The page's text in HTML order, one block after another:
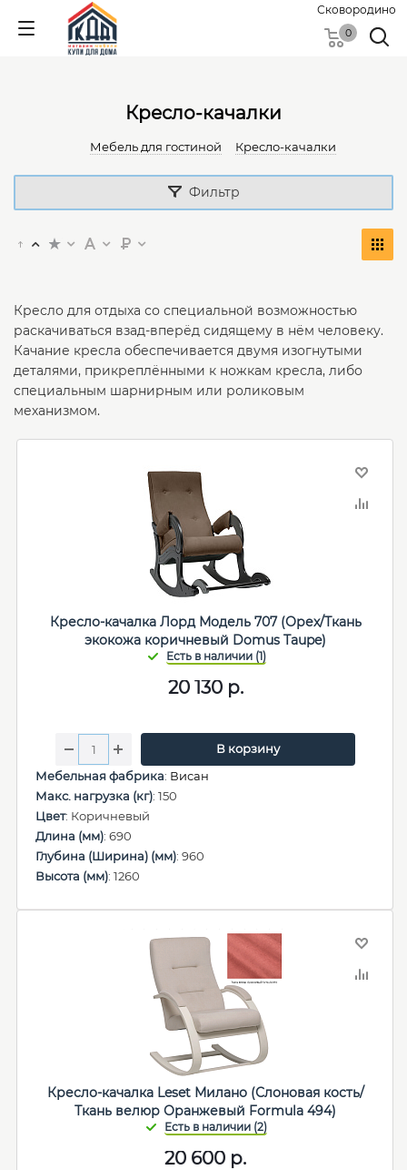
Сковородино
0
Кресло-качалки
Мебель для гостиной Кресло-качалки
Фильтр
Кресло для отдыха со специальной возможностью
раскачиваться взад-вперёд сидящему в нём человеку.
Качание кресла обеспечивается двумя изогнутыми
деталями, прикреплёнными к ножкам кресла, либо
специальным шарнирным или роликовым
механизмом.
Кресло-качалка Лорд Модель 707 (Орех/Ткань
экокожа коричневый Domus Taupe)
20 130р.
В корзину
Мебельная фабрика: Висан
Макс. нагрузка (кг): 150
Цвет: Коричневый
Длина (мм): 690
Глубина (Ширина) (мм): 960
Высота (мм): 1260
Кресло-качалка Leset Милано (Слоновая кость/
Ткань велюр Оранжевый Formula 494)
20 600 р.